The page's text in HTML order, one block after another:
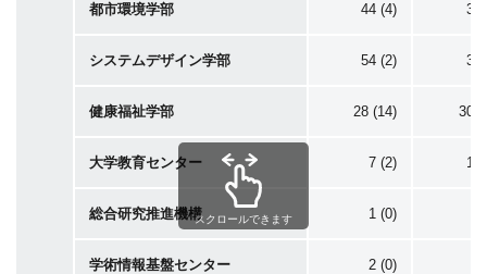
都市環境学部 44 (4) 34
システムデザイン学部 54 (2) 32
健康福祉学部 28 (14) 30
大学教育センター 7 (2) 18
総合研究推進機構 1 (0)
学術情報基盤センター 2 (0)
スクロールできます